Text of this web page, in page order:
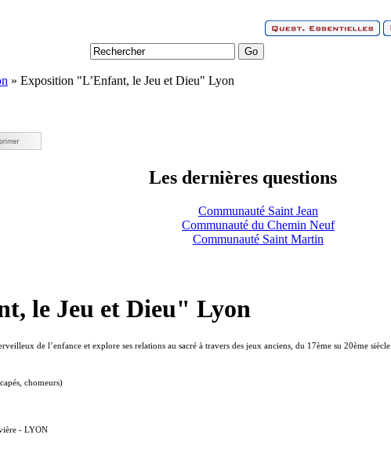
» Exposition "L’Enfant, le Jeu et Dieu" Lyon
Les dernières questions
Communauté Saint Jean
Communauté du Chemin Neuf
Communauté Saint Martin
le Jeu et Dieu" Lyon
de l’enfance et explore ses relations au sacré à travers des jeux anciens, du 17ème su 20ème siècle.
chomeurs)
- LYON